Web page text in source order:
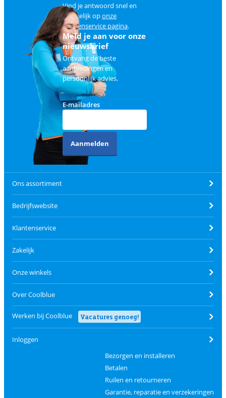
Vind je antwoord snel en
makkelijk oponze
klantenservice pagina.
Meld je aan voor onze
nieuwsbrief
Ontvang de beste
aanbiedingen en
persoonlijk advies.
E-mailadres
Aanmelden
Ons assortiment
Bedrijfswebsite
Klantenservice
Zakelijk
Onze winkels
Over Coolblue
Werken bij Coolblue Vacatures genoeg!
Inloggen
Bezorgen en installeren
Betalen
Ruilen en retourneren
Garantie, reparatie en verzekeringen